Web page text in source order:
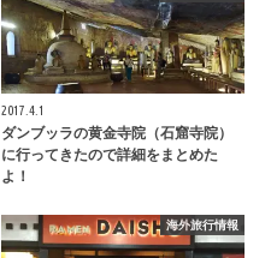
2017.4.1
ダンブッラの黄金寺院（石窟寺院）
に行ってきたので詳細をまとめた
よ！
海外旅行情報